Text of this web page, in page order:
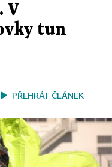
V
tun
PŘEHRÁT ČLÁNEK